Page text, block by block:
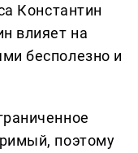
Константин
влияет на
бесполезно и
поэтому